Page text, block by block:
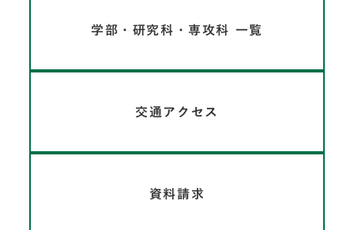
学部・研究科・専攻科 一覧
交通アクセス
資料請求